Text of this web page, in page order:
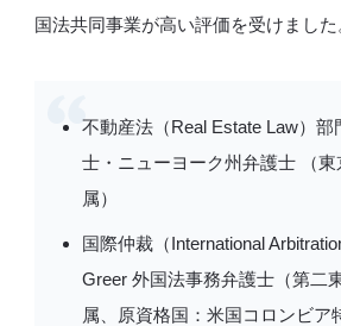
国法共同事業が高い評価を受けました
不動産法（Real Estate Law）部
士・ニューヨーク州弁護士 （
属）
国際仲裁（International
Greer 外国法事務弁護士（第二
属、原資格国：米国コロンビア